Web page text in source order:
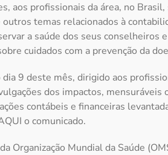
aos profissionais da área, no
temas relacionados à
a saúde dos seus conselheiros
cuidados com a prevenção da
9 deste mês, dirigido aos
dos impactos, mensuráveis
contábeis e financeiras
o comunicado.
Organização Mundial da Saúde